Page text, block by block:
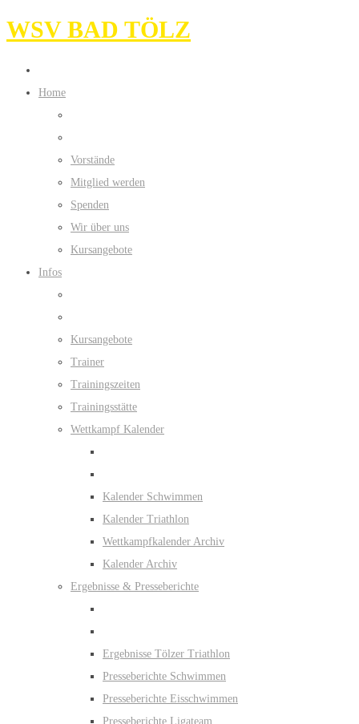
WSV BAD TÖLZ
Home
Vorstände
Mitglied werden
Spenden
Wir über uns
Kursangebote
Infos
Kursangebote
Trainer
Trainingszeiten
Trainingsstätte
Wettkampf Kalender
Kalender Schwimmen
Kalender Triathlon
Wettkampfkalender Archiv
Kalender Archiv
Ergebnisse & Presseberichte
Ergebnisse Tölzer Triathlon
Presseberichte Schwimmen
Presseberichte Eisschwimmen
Presseberichte Ligateam